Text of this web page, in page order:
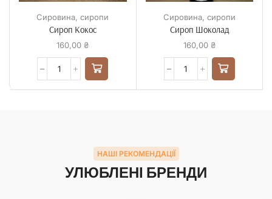
Сировина,сиропи
Сироп Кокос
160,00₴
Сировина, сиропи
Сироп Шоколад
160,00 ₴
НАШІ РЕКОМЕНДАЦІЇ
УЛЮБЛЕНІ БРЕНДИ